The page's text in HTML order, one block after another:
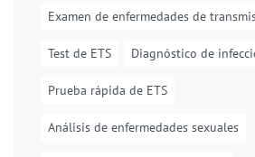
Examen de enfermedades de
Test de ETS Diagnóstico de
Prueba rápida de ETS
Análisis de enfermedades sexuales